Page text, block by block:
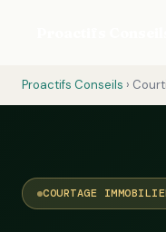
Proactifs Conseils ›
COURTAGE